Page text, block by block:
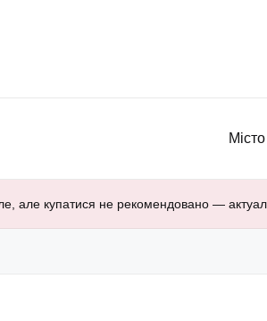
але купатися не рекомендовано —